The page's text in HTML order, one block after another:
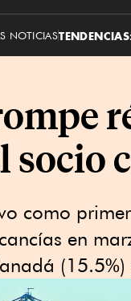
NOTICIAS
como
en